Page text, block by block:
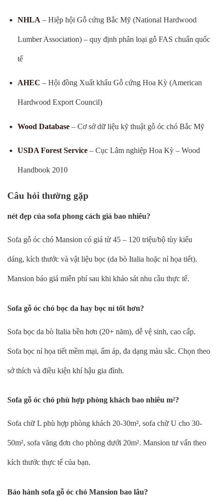
NHLA – Hiệp hội Gỗ cứng Bắc Mỹ (National Hardwood
Lumber Association) – quy định phân loại gỗ FAS chuẩn quốc
tế
AHEC – Hội đồng Xuất khẩu Gỗ cứng Hoa Kỳ (American
Hardwood Export Council)
Wood Database– Cơ sở dữ liệu kỹ thuật gỗ óc chó Bắc Mỹ
USDA Forest Service– Cục Lâm nghiệp Hoa Kỳ – Wood
Handbook 2010
Câu hỏi thường gặp
nét đẹp của sofa phong cách giá bao nhiêu?
Sofa gỗ óc chó Mansion có giá từ 45 – 120 triệu/bộ tùy kiểu
dáng, kích thước và vật liệu bọc (da bò Italia hoặc nỉ họa tiết).
Mansion báo giá miễn phí sau khi khảo sát nhu cầu thực tế.
Sofa gỗ óc chó bọc da hay bọc nỉ tốt hơn?
Sofa bọc da bò Italia bền hơn (20+ năm), dễ vệ sinh, cao cấp.
Sofa bọc nỉ họa tiết mềm mại, ấm áp, đa dạng màu sắc. Chọn theo
sở thích và điều kiện khí hậu gia đình.
Sofa gỗ óc chó phù hợp phòng khách bao nhiêu m²?
Sofa chữ L phù hợp phòng khách 20-30m², sofa chữ U cho 30-
50m², sofa văng đơn cho phòng dưới 20m². Mansion tư vấn theo
kích thước thực tế của bạn.
Bảo hành sofa gỗ óc chó Mansion bao lâu?